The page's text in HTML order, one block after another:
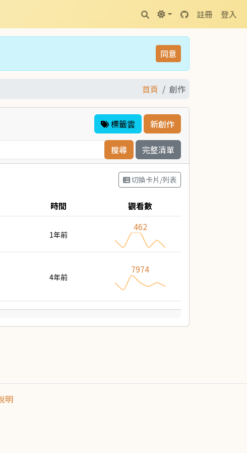
註冊 登入
同意
首頁 創作
標籤雲 新創作
完整清單
切換卡片/列表
時間 觀看數
1年前
462
4年前
7974
明